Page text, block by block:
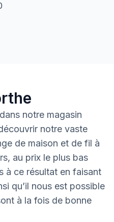
notre magasin
notre vaste
de maison et de fil à
au prix le plus bas
à ce résultat en faisant
qu’il nous est possible
à la fois de bonne